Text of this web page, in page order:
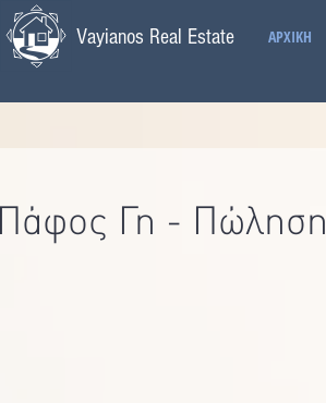
Vayianos Real Estate ΑΡΧΙΚΗ
Γη - Πώληση